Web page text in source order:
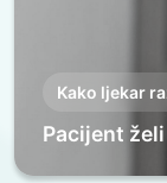
Kako ljekar
Pacijent